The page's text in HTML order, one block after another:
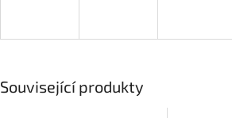
Související produkty